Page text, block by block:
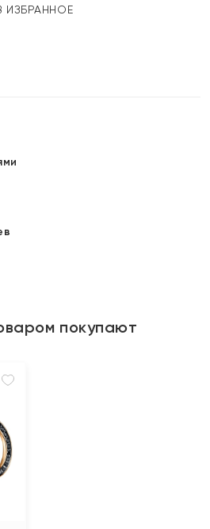
ИЗБРАННОЕ
покупают